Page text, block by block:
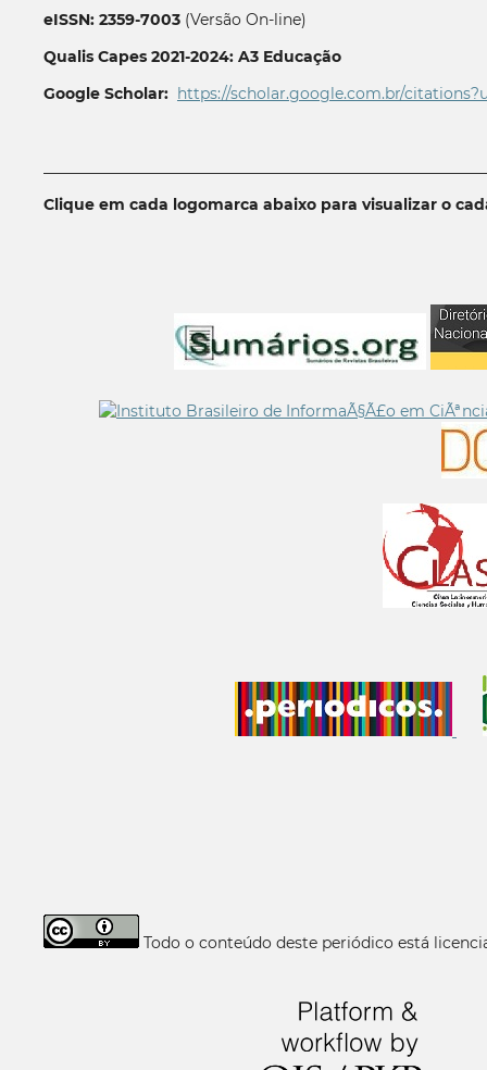
eISSN: 2359-7003(Versão On-line)
Qualis Capes 2021-2024: A3 Educação
Google Scholar: https://scholar.google.com.br/
Clique em cada logomarca abaixo para visualizar o
Todo o conteúdo deste periódico está